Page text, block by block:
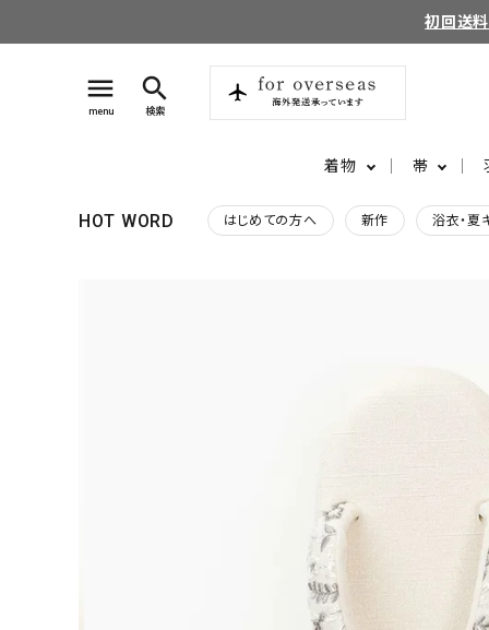
初回送
menu
menu
search
検索
着物 帯
HOT WORD はじめての方へ 新作 浴衣・夏